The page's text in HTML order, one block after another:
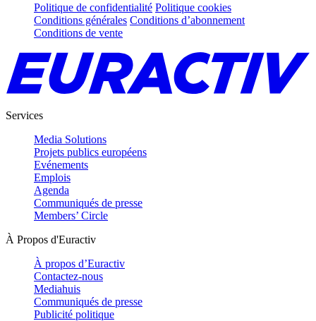
Politique de confidentialité Politique cookies
Conditions générales Conditions d’abonnement
Conditions de vente
Services
Media Solutions
Projets publics européens
Evénements
Emplois
Agenda
Communiqués de presse
Members’ Circle
À Propos d'Euractiv
À propos d’Euractiv
Contactez-nous
Mediahuis
Communiqués de presse
Publicité politique